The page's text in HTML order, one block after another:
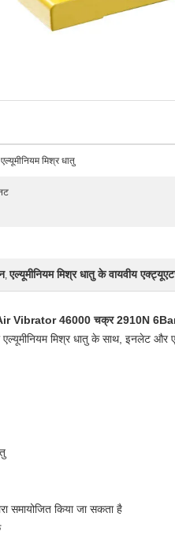
मिश्र धातु
,एल्यूमीनियम मिश्र धातु के वायवीय
Vibrator 46000 चक्र 2910N
एल्यूमीनियम मिश्र धातु के साथ, इनलेट
समायोजित किया जा सकता है